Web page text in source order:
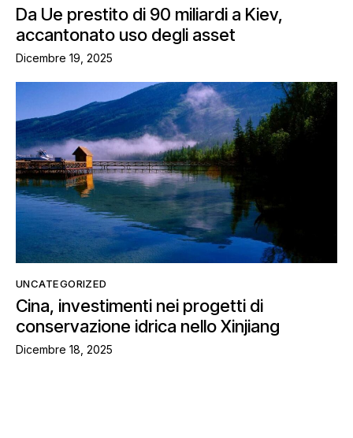
Da Ue prestito di 90 miliardi a Kiev,
accantonato uso degli asset
Dicembre 19, 2025
UNCATEGORIZED
Cina, investimenti nei progetti di
conservazione idrica nello Xinjiang
Dicembre 18, 2025